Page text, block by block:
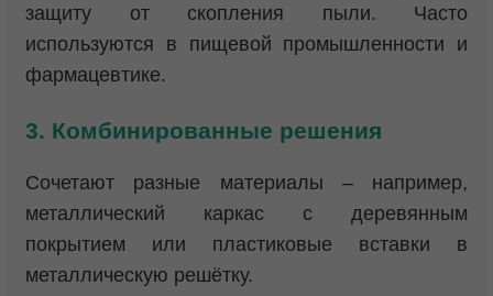
защиту от скопления пыли. Часто
используются в пищевой промышленности и
фармацевтике.
3. Комбинированные решения
Сочетают разные материалы – например,
металлический каркас с деревянным
покрытием или пластиковые вставки в
металлическую решётку.